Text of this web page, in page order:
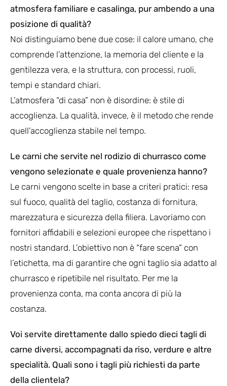
atmosfera familiare e casalinga, pur ambendo a una
posizione di qualità?
Noi distinguiamo bene due cose: il calore umano, che
comprende l’attenzione, la memoria del cliente e la
gentilezza vera, e la struttura, con processi, ruoli,
tempi e standard chiari.
L’atmosfera “di casa” non è disordine: è stile di
accoglienza. La qualità, invece, è il metodo che rende
quell’accoglienza stabile nel tempo.
Le carni che servite nel rodizio di churrasco come
vengono selezionate e quale provenienza hanno?
Le carni vengono scelte in base a criteri pratici: resa
sul fuoco, qualità del taglio, costanza di fornitura,
marezzatura e sicurezza della filiera. Lavoriamo con
fornitori affidabili e selezioni europee che rispettano i
nostri standard. L’obiettivo non è “fare scena” con
l’etichetta, ma di garantire che ogni taglio sia adatto al
churrasco e ripetibile nel risultato. Per me la
provenienza conta, ma conta ancora di più la
costanza.
Voi servite direttamente dallo spiedo dieci tagli di
carne diversi, accompagnati da riso, verdure e altre
specialità. Quali sono i tagli più richiesti da parte
della clientela?